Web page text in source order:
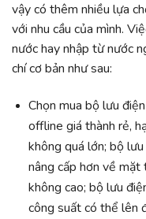
vậy có thêm nhiều lựa
với nhu cầu của mình.
nước hay nhập từ nước
chí cơ bản như sau:
Chọn mua bộ lưu
offline giá thành rẻ,
không quá lớn; bộ
nâng cấp hơn về mặt
không cao; bộ lưu
công suất có thể lên